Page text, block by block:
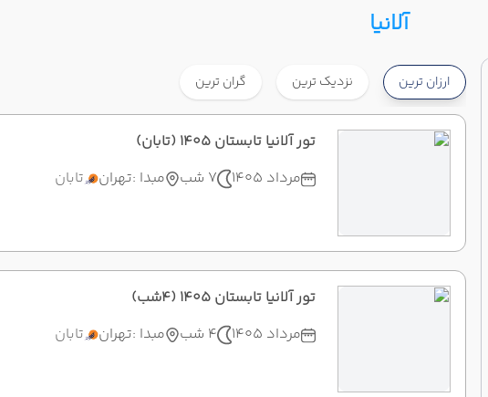
آلانیا
ارزان ترین نزدیک ترین گران ترین
تور آلانیا تابستان 1405 (تابان)
مرداد 1405
7 شب مبدا :تهران تابان
تور آلانیا تابستان 1405 (4شب)
مرداد 1405
4 شب مبدا :تهران تابان